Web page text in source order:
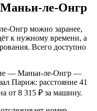
Маньи-ле-Онгр
Онгр можно заранее,
к нужному времени, а
Всего доступно
— Маньи-ле-Онгр —
Париж: расстояние 41
от 8 315 ₽ за машину.